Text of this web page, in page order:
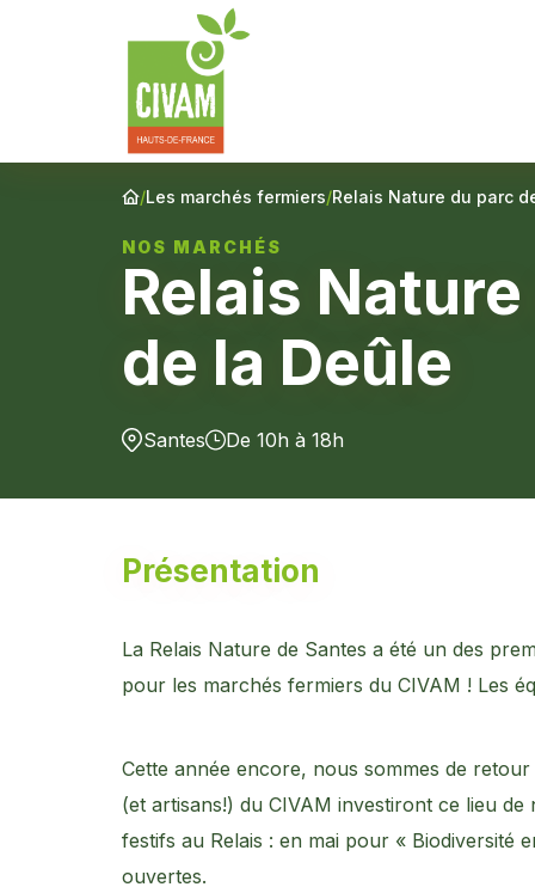
/Les marchés fermiers/Relais Nature du parc
NOS MARCHÉS
Relais
de la Deûle
Santes De 10h à 18h
Présentation
La Relais Nature de Santes a été un des
pour les marchés fermiers du CIVAM ! Les
Cette année encore, nous sommes de
(et artisans!) du CIVAM investiront ce lieu de
festifs au Relais : en mai pour « Biodiversité
ouvertes.